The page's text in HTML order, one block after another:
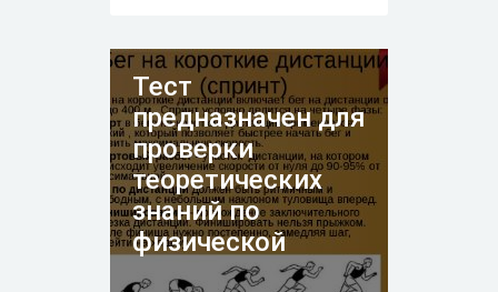
Тест
предназначен для
проверки
теоретических
знаний по
физической
культуре по теме: